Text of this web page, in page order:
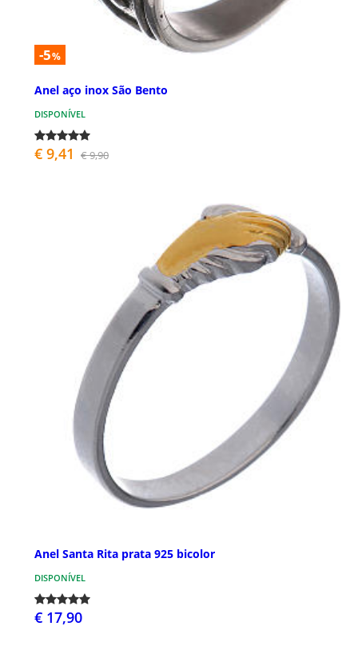
-5%
Anel aço inox São Bento
DISPONÍVEL
€ 9,41 € 9,90
Anel Santa Rita prata 925 bicolor
DISPONÍVEL
€ 17,90